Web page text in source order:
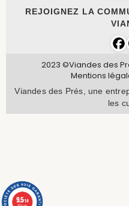
REJOIGNEZ LA
2023 ©Viandes des
Mentions
Viandes des Prés, une
les
9.5/10